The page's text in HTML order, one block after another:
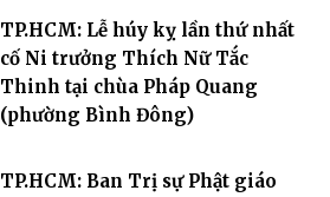
TP.HCM: Lễ húy kỵ lần thứ nhất
cố Ni trưởng Thích Nữ Tắc
Thinh tại chùa Pháp Quang
(phường Bình Đông)
TP.HCM: Ban Trị sự Phật giáo